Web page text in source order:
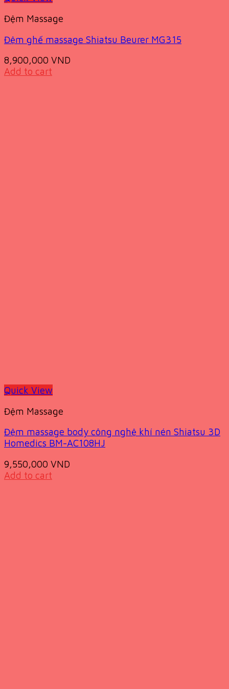
Đệm Massage
Đệm ghế massage Shiatsu Beurer MG315
8,900,000 VND
Add to cart
Quick View
Đệm Massage
Đệm massage body công nghệ khí nén Shiatsu 3D
Homedics BM-AC108HJ
9,550,000 VND
Add to cart